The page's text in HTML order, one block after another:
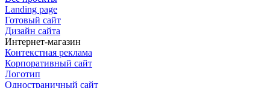
Landing page
Готовый сайт
Дизайн сайта
Интернет-магазин
Контекстная реклама
Корпоративный сайт
Логотип
Одностраничный сайт